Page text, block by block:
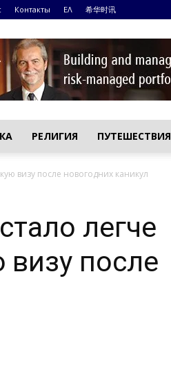
Контакты ΕΛ 希华时讯
РЕЛИГИЯ ПУТЕШЕСТВИЯ
визу после новогодних каникул
легче
после